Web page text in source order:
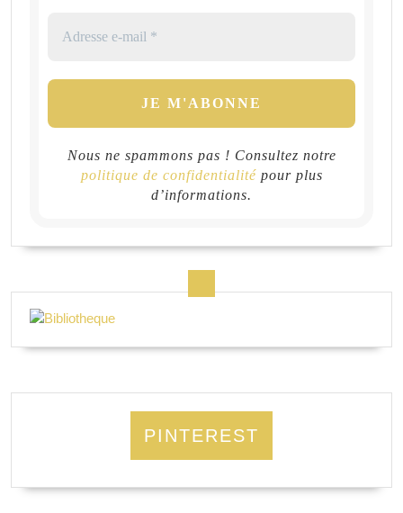
Nous ne spammons pas ! Consultez notre
politique de confidentialitépour plus
d’informations.
PINTEREST